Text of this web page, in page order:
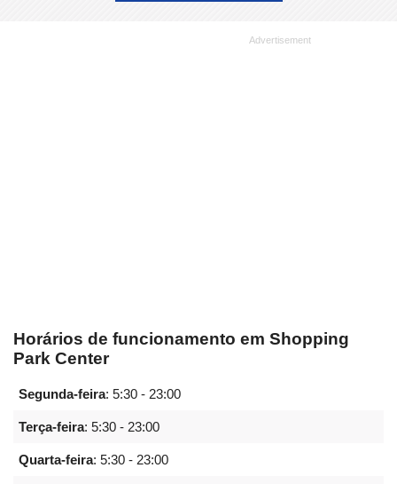
Horários de funcionamento em Shopping
Park Center
Segunda-feira: 5:30 - 23:00
Terça-feira: 5:30 - 23:00
Quarta-feira: 5:30 - 23:00